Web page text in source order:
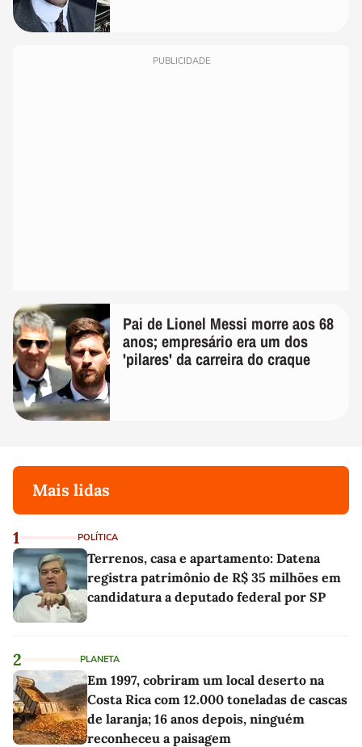
PUBLICIDADE
Pai de Lionel Messi morre aos 68
anos; empresário era um dos
'pilares' da carreira do craque
Mais lidas
1 POLÍTICA
Terrenos, casa e apartamento: Datena
registra patrimônio de R$ 35 milhões em
candidatura a deputado federal por SP
2 PLANETA
Em 1997, cobriram um local deserto na
Costa Rica com 12.000 toneladas de cascas
de laranja; 16 anos depois, ninguém
reconheceu a paisagem